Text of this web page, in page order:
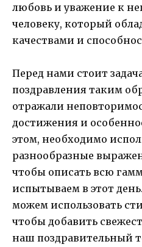
любовь и уважение к
человеку, который
качествами и
Перед нами стоит
поздравления таким
отражали
достижения и
этом, необходимо
разнообразные
чтобы описать всю
испытываем в этот
можем использовать
чтобы добавить
наш поздравительный